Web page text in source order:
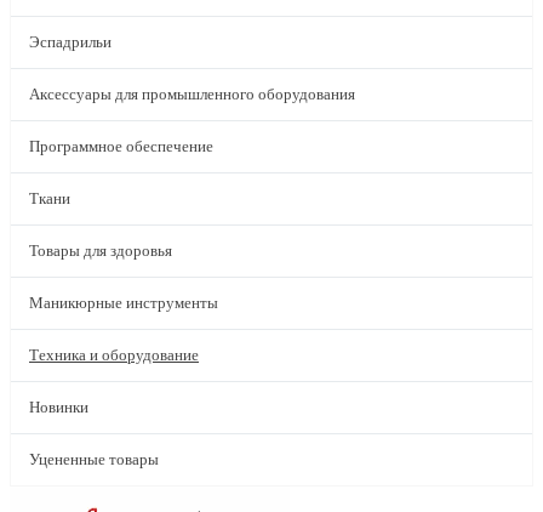
Эспадрильи
Аксессуары для промышленного оборудования
Программное обеспечение
Ткани
Товары для здоровья
Маникюрные инструменты
Техника и оборудование
Новинки
Уцененные товары